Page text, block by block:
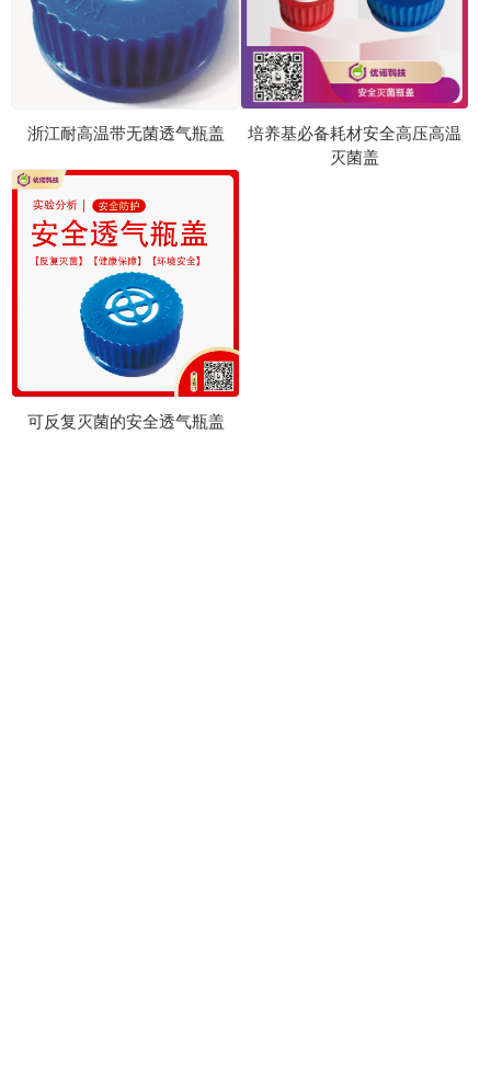
浙江耐高温带无菌透气瓶盖
培养基必备耗材安全高压高温
灭菌盖
可反复灭菌的安全透气瓶盖